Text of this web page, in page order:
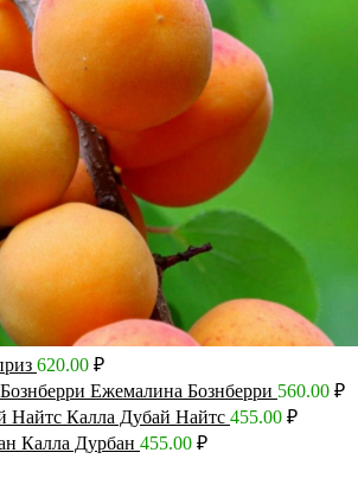
620.00 ₽
Ежемалина Бознберри 560.00 ₽
Калла Дубай Найтс 455.00 ₽
Калла Дурбан 455.00 ₽